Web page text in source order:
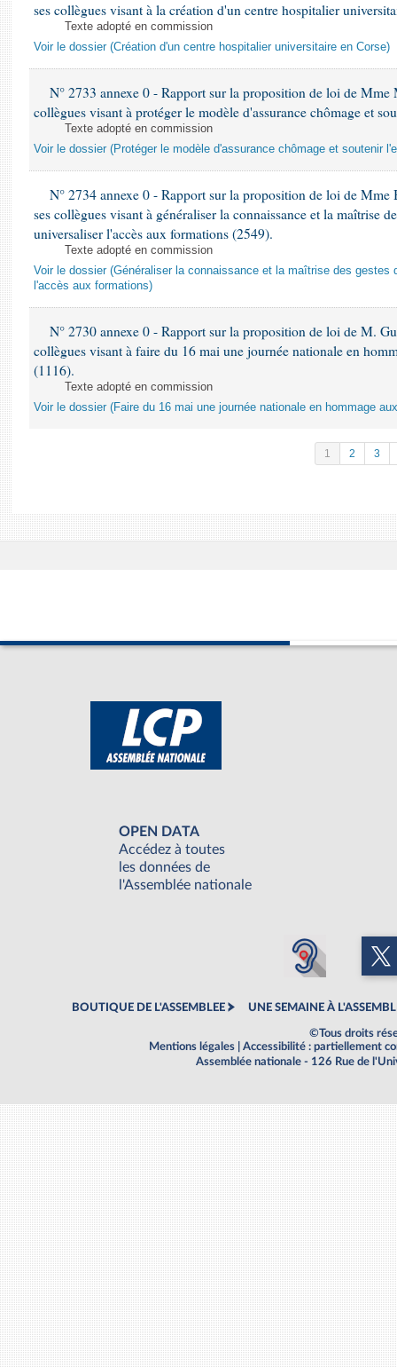
ses collègues visant à la création d'un centre hospitalier
Texte adopté en commission
Voir le dossier (Création d'un centre hospitalier universitaire en Corse)
N° 2733 annexe 0 - Rapport sur la proposition de loi de Mme
collègues visant à protéger le modèle d'assurance chômage et
Texte adopté en commission
Voir le dossier (Protéger le modèle d'assurance chômage et soutenir
N° 2734 annexe 0 - Rapport sur la proposition de loi de Mme
ses collègues visant à généraliser la connaissance et la maîtrise
universaliser l'accès aux formations (2549).
Texte adopté en commission
Voir le dossier (Généraliser la connaissance et la maîtrise des gestes
l'accès aux formations)
N° 2730 annexe 0 - Rapport sur la proposition de loi de M.
collègues visant à faire du 16 mai une journée nationale en
(1116).
Texte adopté en commission
Voir le dossier (Faire du 16 mai une journée nationale en hommage
1 2 3
OPEN DATA
Accédez à toutes
les données de
l'Assemblée nationale
BOUTIQUE DE L'ASSEMBLEE UNE SEMAINE À
©Tous droits
Mentions légales
Accessibilité : partiellement
Assemblée nationale - 126 Rue de